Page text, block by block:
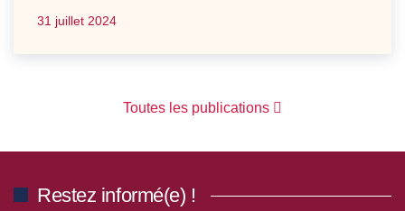
31 juillet 2024
Toutes les publications
Restez informé(e) !